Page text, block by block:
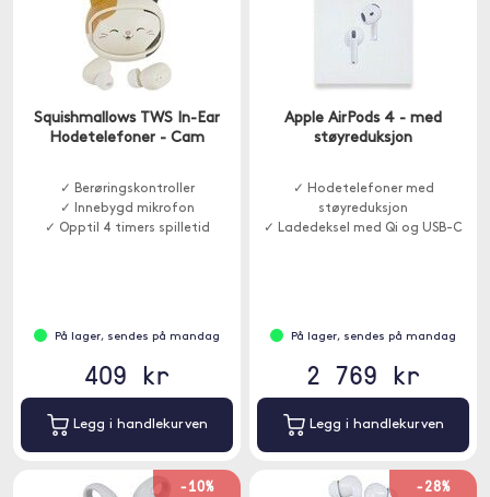
Squishmallows TWS In-Ear
Hodetelefoner - Cam
✓ Berøringskontroller
✓ Innebygd mikrofon
✓ Opptil 4 timers spilletid
På lager, sendes på mandag
409 kr
Legg i handlekurven
Apple AirPods 4 - med
støyreduksjon
✓ Hodetelefoner med
støyreduksjon
✓ Ladedeksel med Qi og USB-C
På lager, sendes på mandag
2 769 kr
Legg i handlekurven
-10% -28%